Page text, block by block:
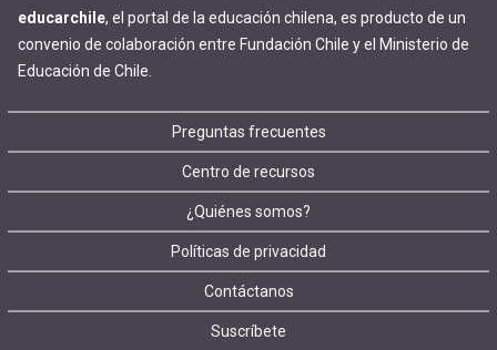
educarchile, el portal de la educación chilena, es producto de un
convenio de colaboración entre Fundación Chile y el Ministerio de
Educación de Chile.
Footer
menu
Preguntas frecuentes
Centro de recursos
¿Quiénes somos?
Políticas de privacidad
Contáctanos
Suscríbete